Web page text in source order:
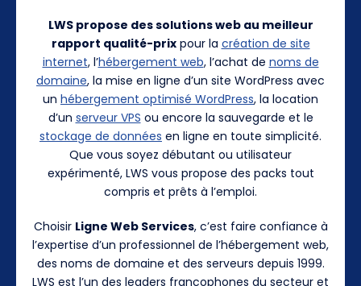
LWS propose des solutions web au meilleur
rapport qualité-prixpour la création de site
internet, l’hébergement web, l’achat de noms de
domaine, la mise en ligne d’un site WordPress avec
un hébergement optimisé WordPress, la location
d’un serveur VPS ou encore la sauvegarde et le
stockage de données en ligne en toute simplicité.
Que vous soyez débutant ou utilisateur
expérimenté, LWS vous propose des packs tout
compris et prêts à l’emploi.
Choisir Ligne Web Services, c’est faire confiance à
l’expertise d’un professionnel de l’hébergement web,
des noms de domaine et des serveurs depuis 1999.
LWS est l’un des leaders francophones du secteur et